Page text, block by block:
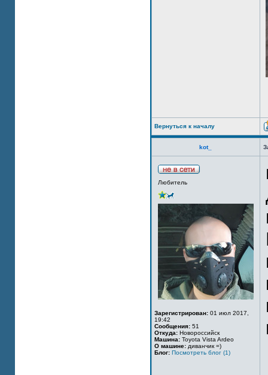
Вернуться к началу
kot_
Любитель
Зарегистрирован: 01 июл 2017,
19:42
Сообщения: 51
Откуда: Новороссийск
Машина: Toyota Vista Ardeo
О машине: диванчик =)
Блог: Посмотреть блог (1)